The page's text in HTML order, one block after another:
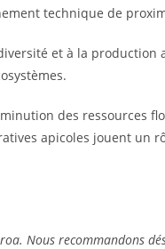
technique de
et à la
des ressources
apicoles jouent un
Nous recommandons